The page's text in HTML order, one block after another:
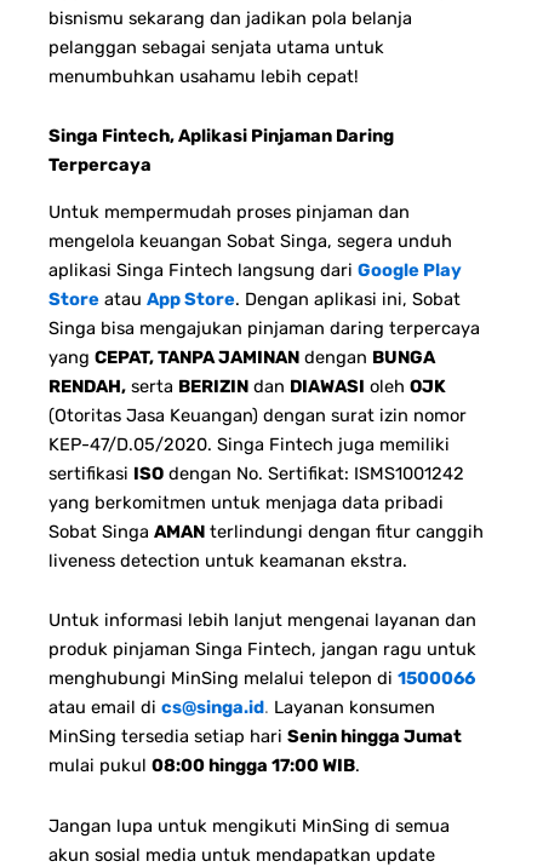
bisnismu sekarang dan jadikan pola belanja
pelanggan sebagai senjata utama untuk
menumbuhkan usahamu lebih cepat!
Singa Fintech, Aplikasi Pinjaman Daring
Terpercaya
Untuk mempermudah proses pinjaman dan
mengelola keuangan Sobat Singa, segera unduh
aplikasi Singa Fintech langsung dari Google Play
Store atau App Store. Dengan aplikasi ini, Sobat
Singa bisa mengajukan pinjaman daring terpercaya
yang CEPAT, TANPA JAMINAN dengan BUNGA
RENDAH, serta BERIZIN dan DIAWASI oleh OJK
(Otoritas Jasa Keuangan) dengan surat izin nomor
KEP-47/D.05/2020. Singa Fintech juga memiliki
sertifikasi ISO dengan No. Sertifikat: ISMS1001242
yang berkomitmen untuk menjaga data pribadi
Sobat Singa AMAN terlindungi dengan fitur canggih
liveness detection untuk keamanan ekstra.
Untuk informasi lebih lanjut mengenai layanan dan
produk pinjaman Singa Fintech, jangan ragu untuk
menghubungi MinSing melalui telepon di 1500066
atau email di cs@singa.id. Layanan konsumen
MinSing tersedia setiap hari Senin hingga Jumat
mulai pukul 08:00 hingga 17:00 WIB.
Jangan lupa untuk mengikuti MinSing di semua
akun sosial media untuk mendapatkan update